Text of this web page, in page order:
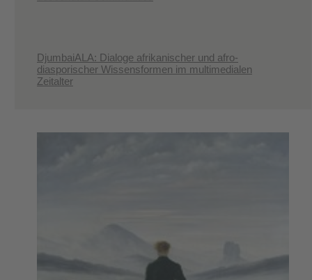
DjumbaiALA: Dialoge afrikanischer und afro-
diasporischer Wissensformen im multimedialen
Zeitalter